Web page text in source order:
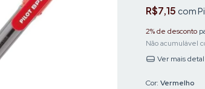
R$7,15 com
2% de desconto
Não acumulável
Ver mais
Cor: Vermelho